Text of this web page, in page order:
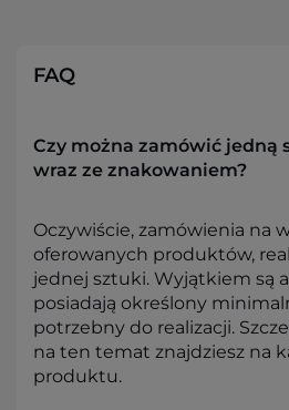
FAQ
Czy można zamówić jedną
wraz ze znakowaniem?
Oczywiście, zamówienia na
oferowanych produktów,
jednej sztuki. Wyjątkiem są
posiadają określony
potrzebny do realizacji.
na ten temat znajdziesz na
produktu.